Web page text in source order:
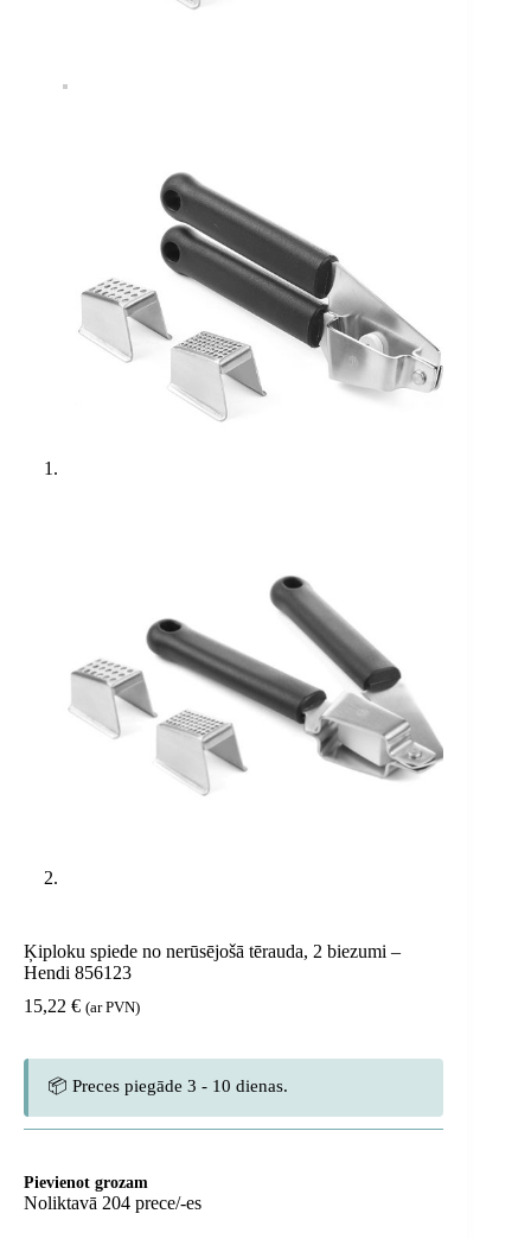
Ķiploku spiede no nerūsējošā tērauda, ​​2 biezumi –
Hendi 856123
15,22 € (ar PVN)
📦 Preces piegāde 3 - 10 dienas.
Pievienot grozam
Noliktavā 204 prece/-es